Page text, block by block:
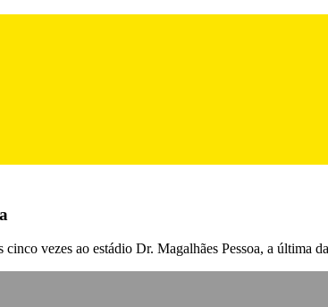
vezes ao estádio Dr. Magalhães Pessoa, a última